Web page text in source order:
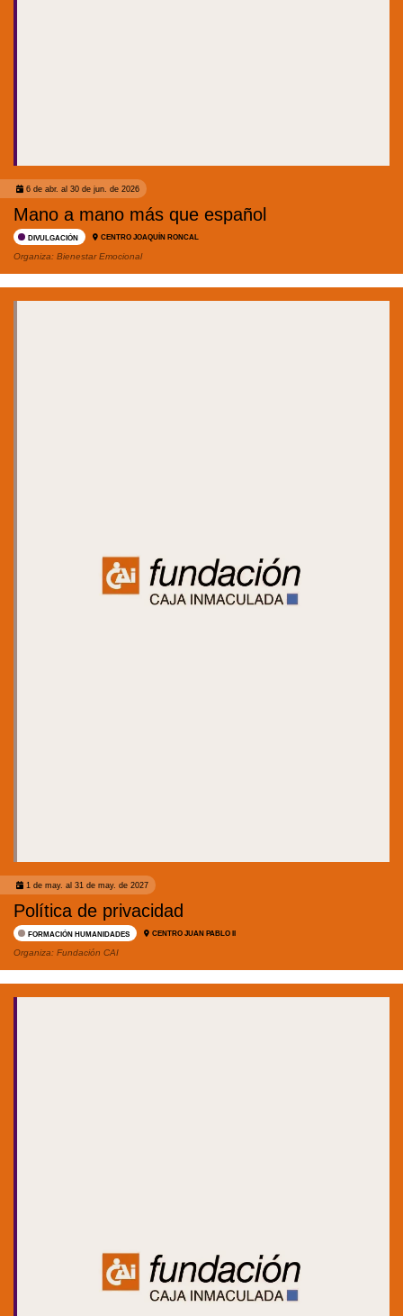
6 de abr. al 30 de jun. de 2026
Mano a mano más que español
DIVULGACIÓN CENTRO JOAQUÍN RONCAL
Organiza: Bienestar Emocional
1 de may. al 31 de may. de 2027
Política de privacidad
FORMACIÓN HUMANIDADES CENTRO JUAN PABLO II
Organiza: Fundación CAI